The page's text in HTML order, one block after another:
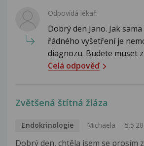
Odpovídá lékař:
Dobrý den Jano. Jak
řádného vyšetření je
diagnozu. Budete muset
Celá odpověď
Zvětšená štítná žláza
Endokrinologie Michaela
Dobrý den, chtěla jsem se prosím